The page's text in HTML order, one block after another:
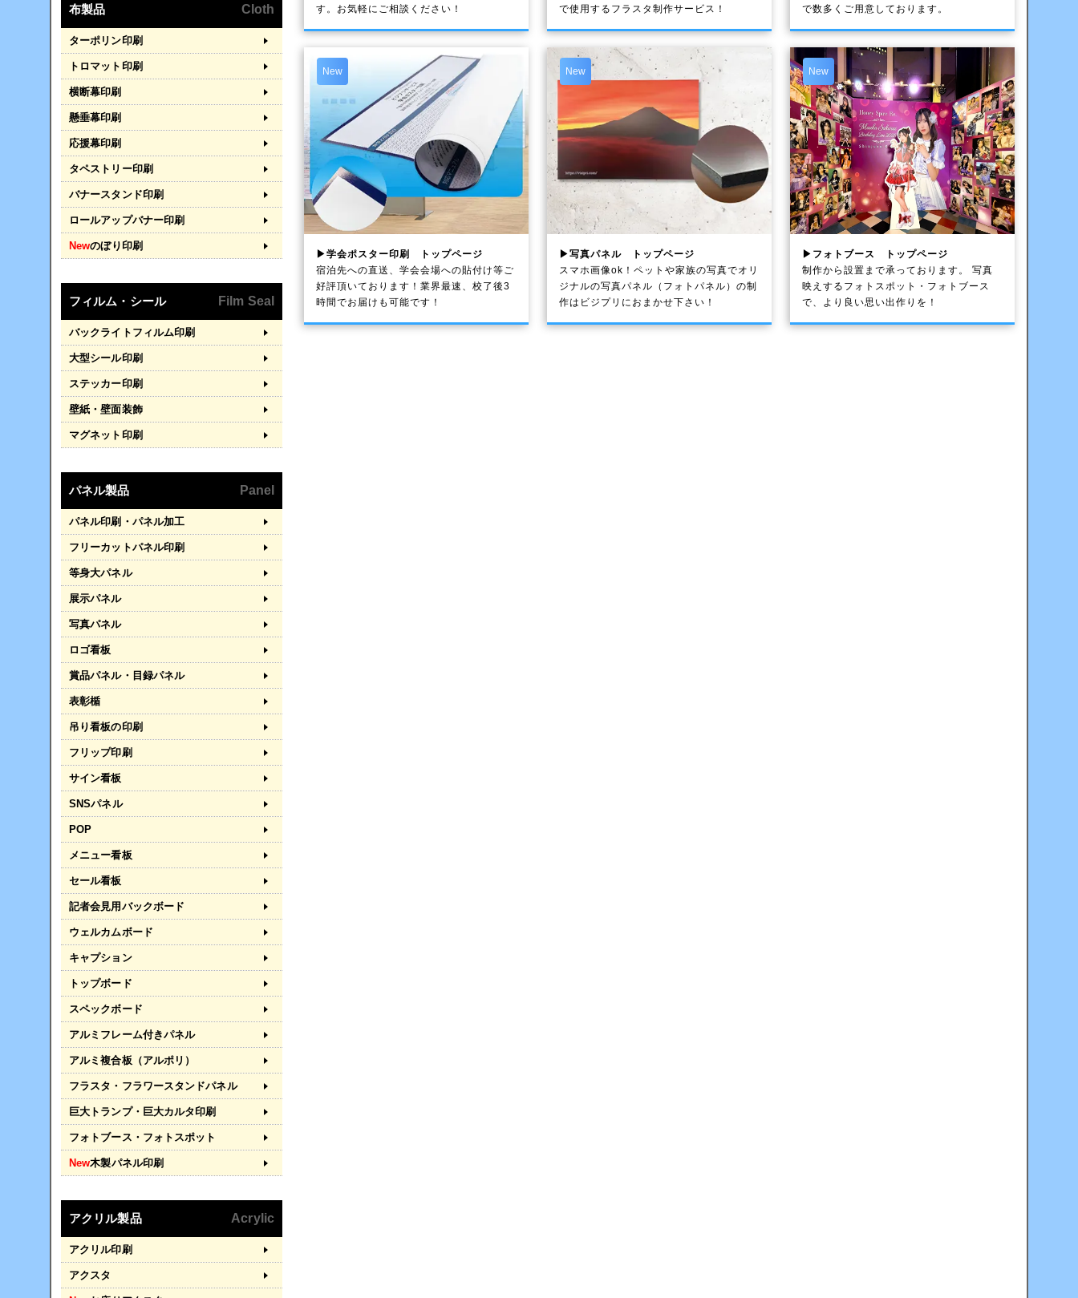
す。お気軽にご相談ください！
で使用するフラスタ制作サービス！
で数多くご用意しております。
New
▶学会ポスター印刷 トップページ
宿泊先への直送、学会会場への貼付け等ご
好評頂いております！業界最速、校了後3
時間でお届けも可能です！
New
▶写真パネル トップページ
スマホ画像ok！ペットや家族の写真でオリ
ジナルの写真パネル（フォトパネル）の制
作はビジプリにおまかせ下さい！
New
▶フォトブース トップページ
制作から設置まで承っております。 写真
映えするフォトスポット・フォトブース
で、より良い思い出作りを！
布製品 Cloth
ターポリン印刷
トロマット印刷
横断幕印刷
懸垂幕印刷
応援幕印刷
タペストリー印刷
バナースタンド印刷
ロールアップバナー印刷
Newのぼり印刷
フィルム・シール Film Seal
バックライトフィルム印刷
大型シール印刷
ステッカー印刷
壁紙・壁面装飾
マグネット印刷
パネル製品 Panel
パネル印刷・パネル加工
フリーカットパネル印刷
等身大パネル
展示パネル
写真パネル
ロゴ看板
賞品パネル・目録パネル
表彰楯
吊り看板の印刷
フリップ印刷
サイン看板
SNSパネル
POP
メニュー看板
セール看板
記者会見用バックボード
ウェルカムボード
キャプション
トップボード
スペックボード
アルミフレーム付きパネル
アルミ複合板（アルポリ）
フラスタ・フラワースタンドパネル
巨大トランプ・巨大カルタ印刷
フォトブース・フォトスポット
New木製パネル印刷
アクリル製品 Acrylic
アクリル印刷
アクスタ